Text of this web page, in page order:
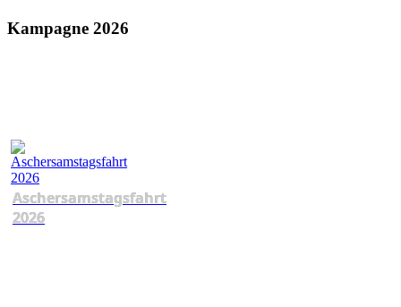
Kampagne 2026
Aschersamstagsfahrt
2026